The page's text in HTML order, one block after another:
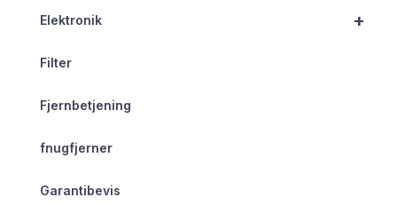
+
Elektronik
Filter
Fjernbetjening
fnugfjerner
Garantibevis